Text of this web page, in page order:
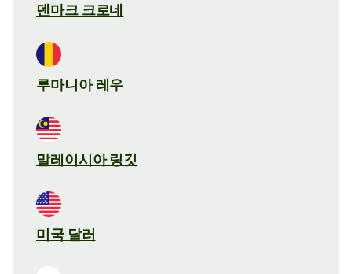
덴마크 크로네
루마니아 레우
말레이시아 링깃
미국 달러